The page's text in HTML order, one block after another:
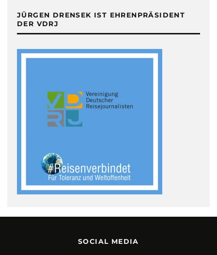
JÜRGEN DRENSEK IST EHRENPRÄSIDENT
DER VDRJ
SOCIAL MEDIA